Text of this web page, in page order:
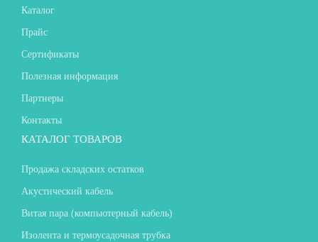
Каталог
Прайс
Сертификаты
Полезная информация
Партнеры
Контакты
КАТАЛОГ ТОВАРОВ
Продажа складских остатков
Акустический кабель
Витая пара (компьютерный кабель)
Изолента и термоусадочная трубка